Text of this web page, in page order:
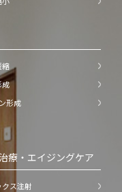
縮
成
形成
療・エイジングケア
クス注射